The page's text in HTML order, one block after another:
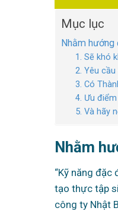
Mục lục
Nhằm
1. Sẽ khó
2. Yêu
3. Có
4. Ưu
5. Và hãy
Nhằm
“Kỹ năng
tạo thực tập
công ty Nhật